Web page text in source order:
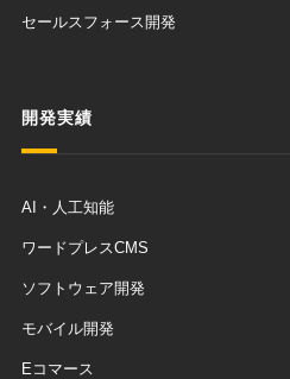
セールスフォース開発
開発実績
AI・人工知能
ワードプレスCMS
ソフトウェア開発
モバイル開発
Eコマース